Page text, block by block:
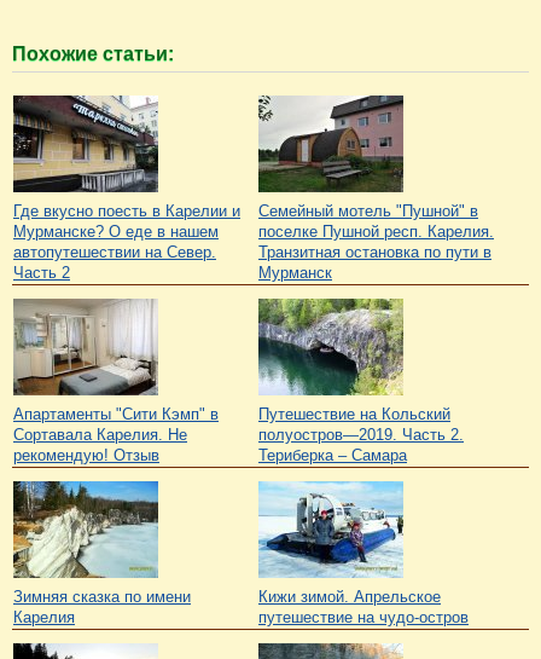
Похожие статьи:
Где вкусно поесть в Карелии и
Мурманске? О еде в нашем
автопутешествии на Север.
Часть 2
Семейный мотель "Пушной" в
поселке Пушной респ. Карелия.
Транзитная остановка по пути в
Мурманск
Апартаменты "Сити Кэмп" в
Сортавала Карелия. Не
рекомендую! Отзыв
Путешествие на Кольский
полуостров—2019. Часть 2.
Териберка – Самара
Зимняя сказка по имени
Карелия
Кижи зимой. Апрельское
путешествие на чудо-остров